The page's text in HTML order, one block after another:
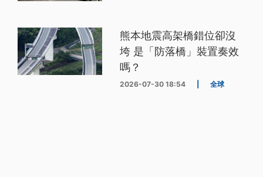
熊本地震高架橋錯位卻沒
垮 是「防落橋」裝置奏效
嗎？
2026-07-30 18:54 全球